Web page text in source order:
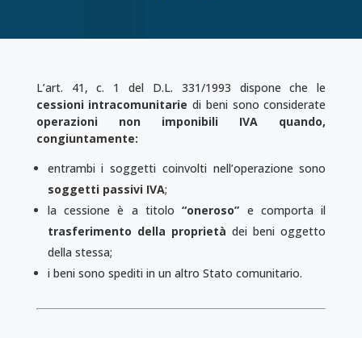
L’art. 41, c. 1 del D.L. 331/1993 dispone che le
cessioni intracomunitarie di beni sono considerate
operazioni non imponibili IVA quando,
congiuntamente:
entrambi i soggetti coinvolti nell’operazione sono
soggetti passivi IVA;
la cessione è a titolo“oneroso” e comporta il
trasferimento della proprietà dei beni oggetto
della stessa;
i beni sono spediti in un altro Stato comunitario.